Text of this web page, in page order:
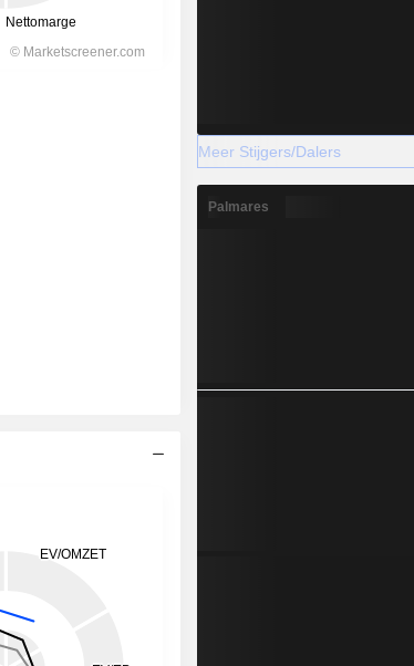
Meer Stijgers/Dalers
Palmares